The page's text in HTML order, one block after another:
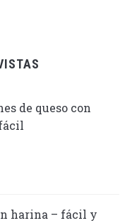
de queso con
harina – fácil y